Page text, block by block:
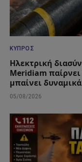
ΚΎΠΡΟΣ
Ηλεκτρική
Meridiam παίρνει
μπαίνει
05/08/2026